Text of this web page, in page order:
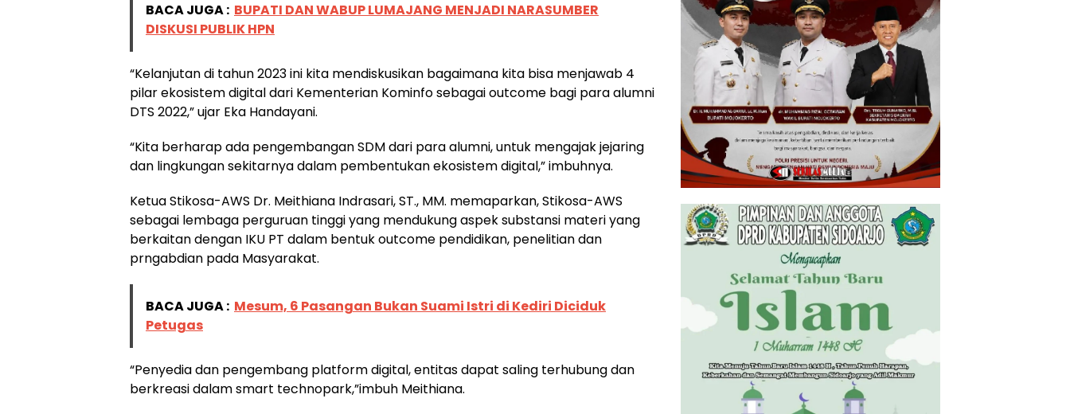
BACA JUGA : BUPATI DAN WABUP LUMAJANG MENJADI NARASUMBER
DISKUSI PUBLIK HPN
“Kelanjutan di tahun 2023 ini kita mendiskusikan bagaimana kita bisa menjawab 4
pilar ekosistem digital dari Kementerian Kominfo sebagai outcome bagi para alumni
DTS 2022,” ujar Eka Handayani.
“Kita berharap ada pengembangan SDM dari para alumni, untuk mengajak jejaring
dan lingkungan sekitarnya dalam pembentukan ekosistem digital,” imbuhnya.
Ketua Stikosa-AWS Dr. Meithiana Indrasari, ST., MM. memaparkan, Stikosa-AWS
sebagai lembaga perguruan tinggi yang mendukung aspek substansi materi yang
berkaitan dengan IKU PT dalam bentuk outcome pendidikan, penelitian dan
prngabdian pada Masyarakat.
BACA JUGA : Mesum, 6 Pasangan Bukan Suami Istri di Kediri Diciduk
Petugas
“Penyedia dan pengembang platform digital, entitas dapat saling terhubung dan
berkreasi dalam smart technopark,”imbuh Meithiana.